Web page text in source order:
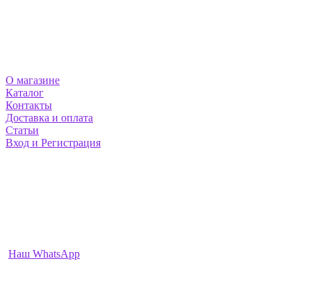
О магазине
Каталог
Контакты
Доставка и оплата
Статьи
Вход и Регистрация
Наш WhatsApp